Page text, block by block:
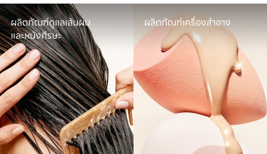
ผลิตภัณฑ์ดูแลเส้นผม
และหนังศีรษะ
ผลิตภัณฑ์เครื่องสำอาง